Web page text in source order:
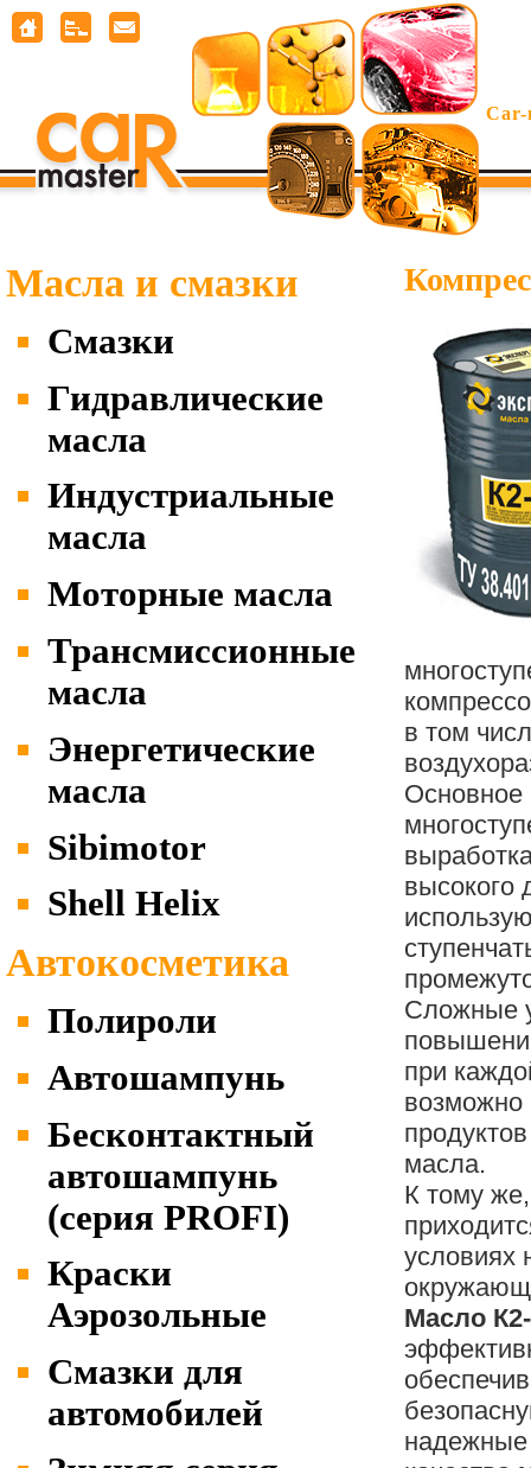
Масла и смазки
Смазки
Гидравлические
масла
Индустриальные
масла
Моторные масла
Трансмиссионные
масла
Энергетические
масла
Sibimotor
Shell Helix
Автокосметика
Полироли
Автошампунь
Бесконтактный
автошампунь
(серия PROFI)
Краски
Аэрозольные
Cмазки для
автомобилей
в том
Основное
высокого
Сложные
при
возможно
масла.
К тому
условиях
Масло
надежные